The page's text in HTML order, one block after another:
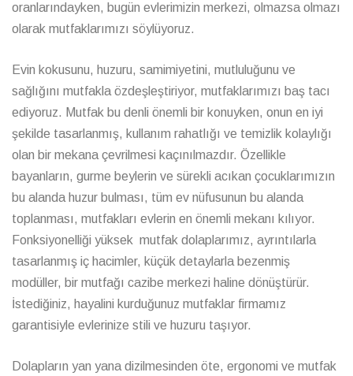
oranlarındayken, bugün evlerimizin merkezi, olmazsa olmazı
olarak mutfaklarımızı söylüyoruz.
Evin kokusunu, huzuru, samimiyetini, mutluluğunu ve
sağlığını mutfakla özdeşleştiriyor, mutfaklarımızı baş tacı
ediyoruz. Mutfak bu denli önemli bir konuyken, onun en iyi
şekilde tasarlanmış, kullanım rahatlığı ve temizlik kolaylığı
olan bir mekana çevrilmesi kaçınılmazdır. Özellikle
bayanların, gurme beylerin ve sürekli acıkan çocuklarımızın
bu alanda huzur bulması, tüm ev nüfusunun bu alanda
toplanması, mutfakları evlerin en önemli mekanı kılıyor.
Fonksiyonelliği yüksek mutfak dolaplarımız, ayrıntılarla
tasarlanmış iç hacimler, küçük detaylarla bezenmiş
modüller, bir mutfağı cazibe merkezi haline dönüştürür.
İstediğiniz, hayalini kurduğunuz mutfaklar firmamız
garantisiyle evlerinize stili ve huzuru taşıyor.
Dolapların yan yana dizilmesinden öte, ergonomi ve mutfak